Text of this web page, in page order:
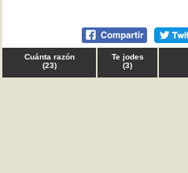
Cuánta razón
(23)
Te jodes
(3)